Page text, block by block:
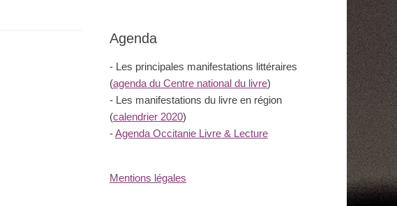
Agenda
- Les principales manifestations littéraires
(agenda du Centre national du livre)
- Les manifestations du livre en région
(calendrier 2020)
-Agenda Occitanie Livre & Lecture
Mentions légales